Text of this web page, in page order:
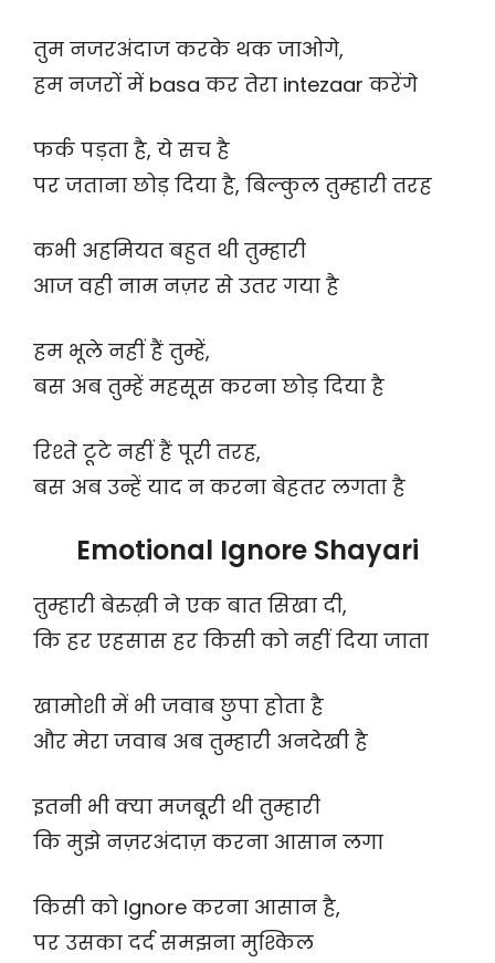
तुम नजरअंदाज करके थक जाओगे,
हम नजरों में basa कर तेरा intezaar करेंगे
फर्क पड़ता है, ये सच है
पर जताना छोड़ दिया है, बिल्कुल तुम्हारी तरह
कभी अहमियत बहुत थी तुम्हारी
आज वही नाम नज़र से उतर गया है
हम भूले नहीं हैं तुम्हें,
बस अब तुम्हें महसूस करना छोड़ दिया है
रिश्ते टूटे नहीं हैं पूरी तरह,
बस अब उन्हें याद न करना बेहतर लगता है
Emotional Ignore Shayari
तुम्हारी बेरुख़ी ने एक बात सिखा दी,
कि हर एहसास हर किसी को नहीं दिया जाता
खामोशी में भी जवाब छुपा होता है
और मेरा जवाब अब तुम्हारी अनदेखी है
इतनी भी क्या मजबूरी थी तुम्हारी
कि मुझे नज़रअंदाज़ करना आसान लगा
किसी को Ignore करना आसान है,
पर उसका दर्द समझना मुश्किल